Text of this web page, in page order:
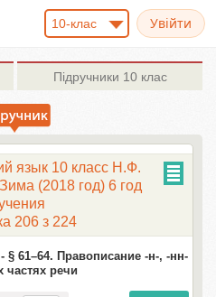
10-клас
Підручники 10 клас
язык 10 класс Н.Ф.
(2018 год) 6 год
206 з 224
§ 61–64. Правописание -н-, -нн-
частях речи